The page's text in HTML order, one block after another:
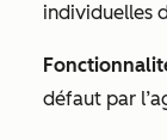
individuelles
défaut par